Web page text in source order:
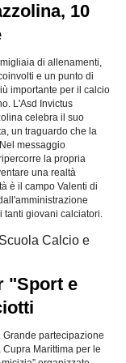
10
di allenamenti,
e un punto di
importante per il calcio
L'Asd Invictus
celebra il suo
un traguardo che la
messaggio
la propria
una realtà
è il campo Valenti di
tanti giovani calciatori.
Calcio e
"Sport e
Grande partecipazione
Marittima per le